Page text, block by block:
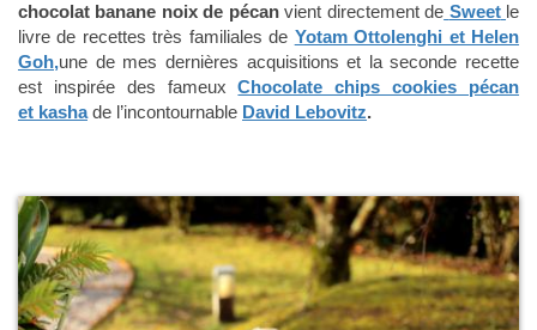
chocolat banane noix de pécanvient directement de Sweet le
livre de recettes très familiales de Yotam Ottolenghi et Helen
Goh,une de mes dernières acquisitions et la seconde recette
est inspirée des fameuxChocolate chips cookies pécan
et kashade l’incontournable David Lebovitz.